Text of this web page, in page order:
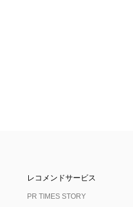
レコメンドサービス
PR TIMES STORY